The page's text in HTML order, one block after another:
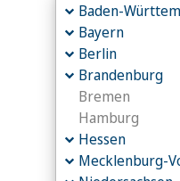
Baden-
Bayern
Berlin
Brandenburg
Bremen
Hamburg
Hessen
Mecklenburg-